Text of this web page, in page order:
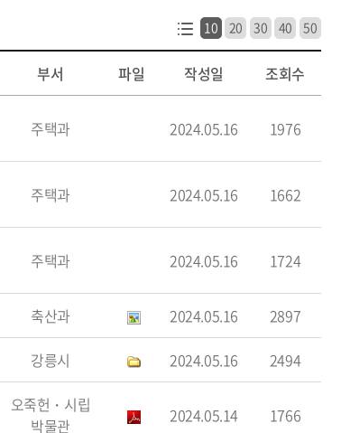
10 20 30 40 50
부서 파일 작성일 조회수
주택과 2024.05.16 1976
주택과 2024.05.16 1662
주택과 2024.05.16 1724
축산과 2024.05.16 2897
강릉시 2024.05.16 2494
오죽헌・시립
박물관
2024.05.14 1766